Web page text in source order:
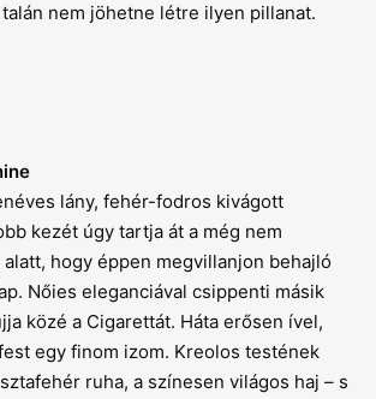
nem jöhetne létre ilyen pillanat.
lány, fehér-fodros kivágott
kezét úgy tartja át a még nem
hogy éppen megvillanjon behajló
Nőies eleganciával csippenti másik
közé a Cigarettát. Háta erősen ível,
egy finom izom. Kreolos testének
ruha, a színesen világos haj – s